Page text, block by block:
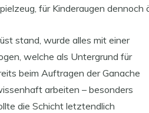
für Kinderaugen dennoch
stand, wurde alles mit einer
welche als Untergrund für
beim Auftragen der Ganache
arbeiten – besonders
die Schicht letztendlich